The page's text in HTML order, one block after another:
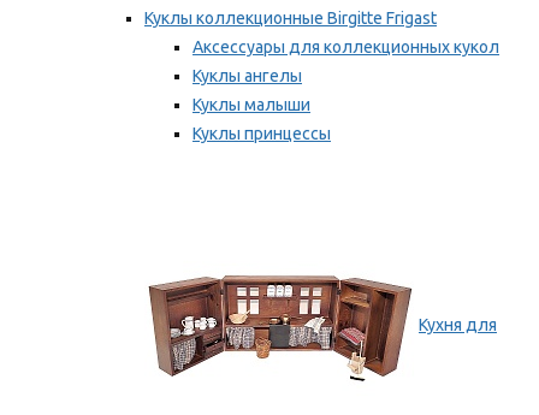
Куклы коллекционные Birgitte Frigast
Аксессуары для коллекционных кукол
Куклы ангелы
Куклы малыши
Куклы принцессы
Кухня для